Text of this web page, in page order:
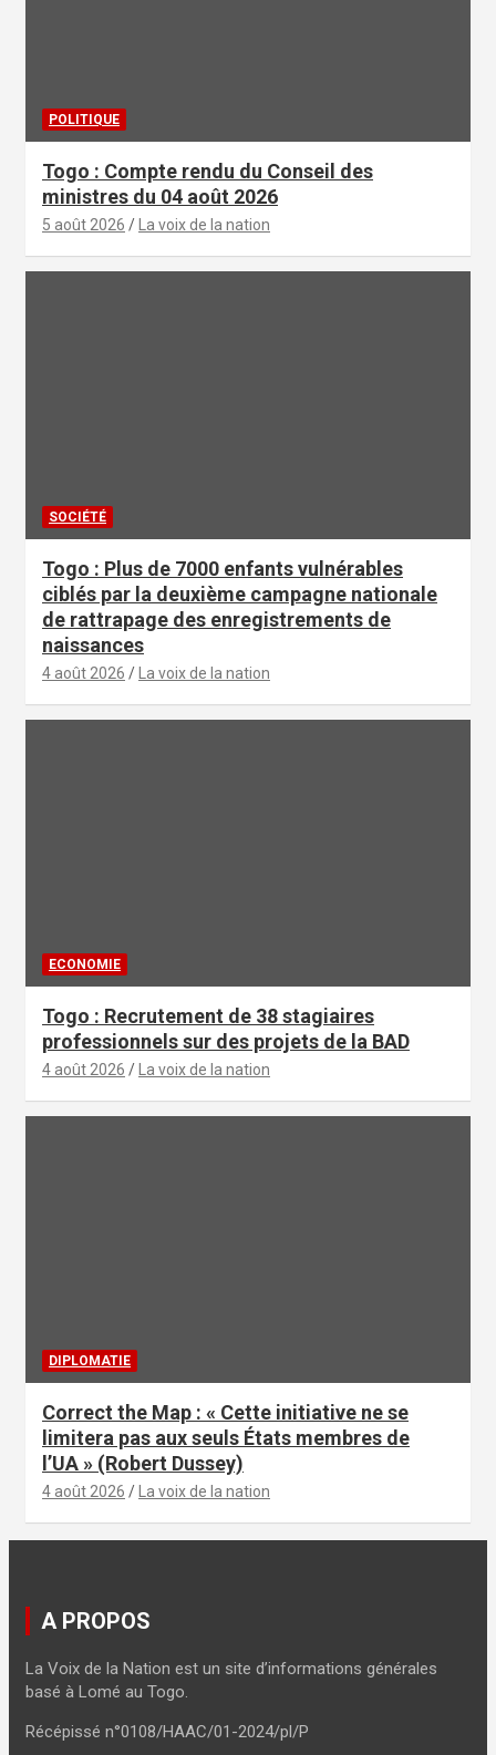
POLITIQUE
Togo : Compte rendu du Conseil des
ministres du 04 août 2026
5 août 2026 La voix de la nation
SOCIÉTÉ
Togo : Plus de 7000 enfants vulnérables
ciblés par la deuxième campagne nationale
de rattrapage des enregistrements de
naissances
4 août 2026 La voix de la nation
ECONOMIE
Togo : Recrutement de 38 stagiaires
professionnels sur des projets de la BAD
4 août 2026 La voix de la nation
DIPLOMATIE
Correct the Map : « Cette initiative ne se
limitera pas aux seuls États membres de
l’UA » (Robert Dussey)
4 août 2026 La voix de la nation
A PROPOS
La Voix de la Nation est un site d’informations générales
basé à Lomé au Togo.
Récépissé n°0108/HAAC/01-2024/pl/P